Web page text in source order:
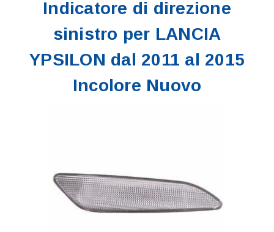
Indicatore di direzione
sinistro per LANCIA
YPSILON dal 2011 al 2015
Incolore Nuovo